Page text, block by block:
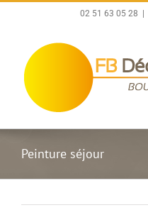
02 51 63 05 28
Peinture séjour